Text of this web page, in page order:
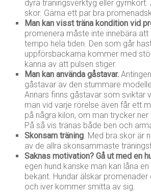
dyra träningsverktyg eller
skor. Gärna ett par bra
Man kan visst träna kondition vid
promenera måste inte innebära
tempo hela tiden. Den som går
uppförsbackarna kommer med
känna av att pulsen stiger.
Man kan använda gåstavar.
gåstavar av den stummare
Annars finns gåstavar som sviktar
man vid varje rörelse även får ett
på några kilon, om man trycker ner
På så vis tränas både ben och
Skonsam träning . Med bra skor är
av de allra skonsammaste
Saknas motivation? Gå ut med en
egen hund kanske man kan låna
bekant. Hundar älskar
och iver kommer smitta av sig.